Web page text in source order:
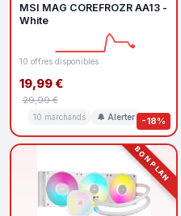
-18%
MSI MAG COREFROZR AA13 -
White
10 offres disponibles
19,99 €
29,99 €
10 marchands 🔔 Alerter
BON PLAN